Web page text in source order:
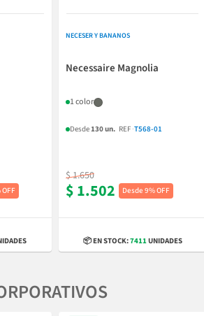
OFF
NECESER Y BANANOS
Necessaire Magnolia
1 color
Desde130 un. REF ·T568-01
$ 1.650
$ 1.502 9% OFF
📦 EN STOCK:7411UNIDADES